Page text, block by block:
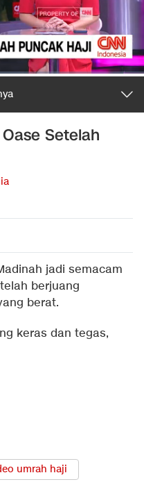
Setelah
jadi semacam
berjuang
berat.
keras dan tegas,
umrah haji